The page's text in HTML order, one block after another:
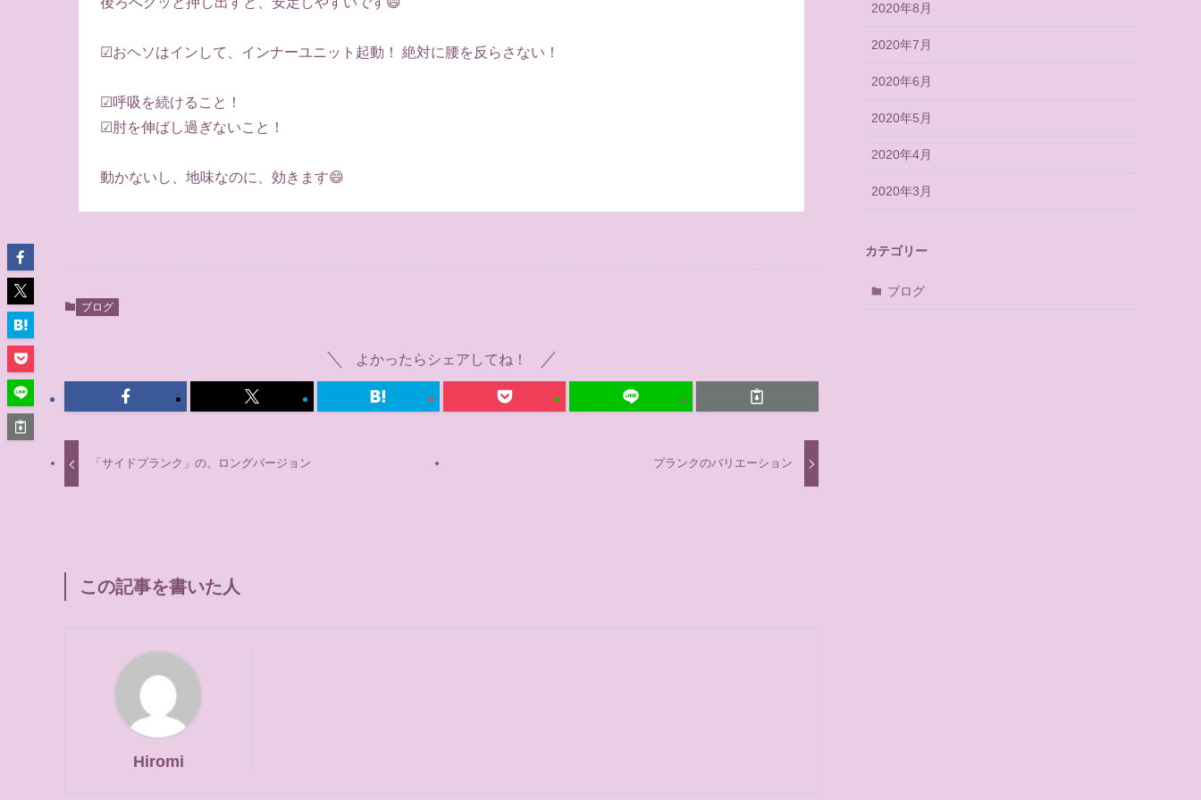
☑おヘソはインして、インナーユニット起動！ 絶対に腰を反らさない！
☑呼吸を続けること！
☑肘を伸ばし過ぎないこと！
動かないし、地味なのに、効きます😄
ブログ
よかったらシェアしてね！
「サイドプランク」の、ロングバージョン プランクのバリエーション
この記事を書いた人
Hiromi
2020年8月
2020年7月
2020年6月
2020年5月
2020年4月
2020年3月
カテゴリー
ブログ